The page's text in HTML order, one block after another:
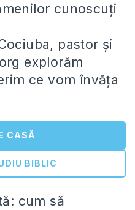
cunoscuți
pastor și
explorăm
ce vom învăța
CASĂ
BIBLIC
cum să